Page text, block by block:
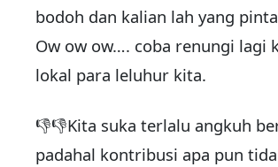
bodoh dan kalian lah yang
Ow ow ow…. coba renungi lagi
lokal para leluhur kita.
👎👎Kita suka terlalu angkuh
padahal kontribusi apa pun